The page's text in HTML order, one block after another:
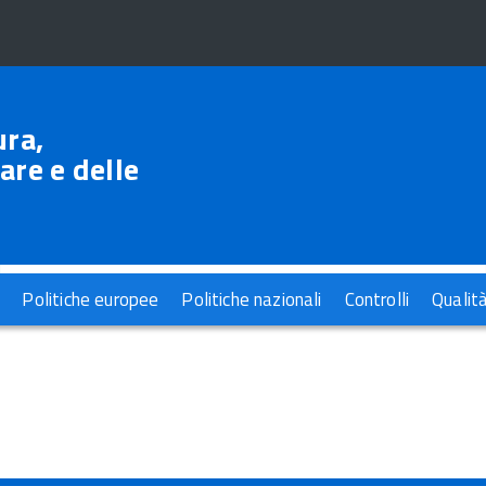
e delle
Politiche europee Politiche nazionali Controlli